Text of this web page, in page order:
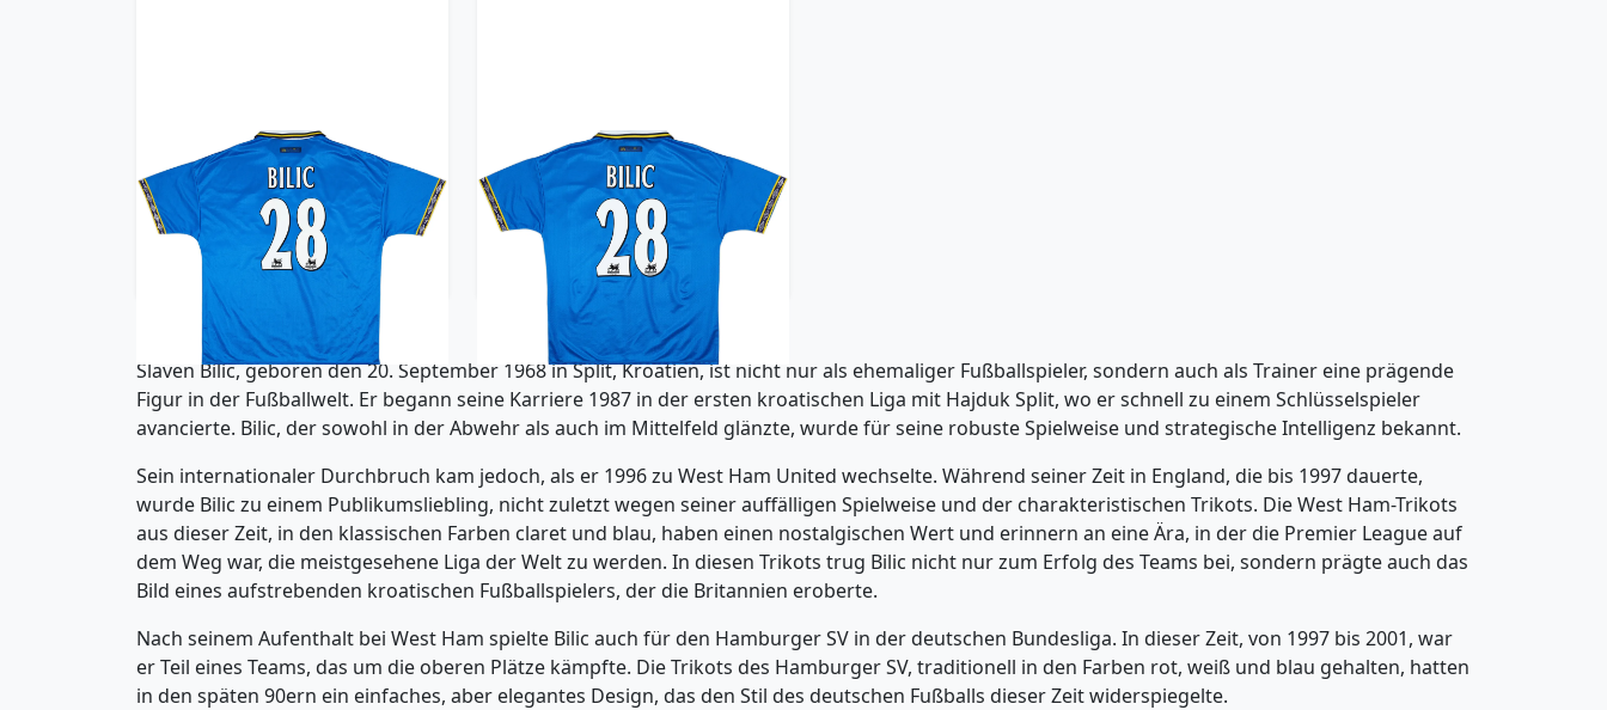
1997-99 Everton Home Shirt
Bilic #28 - 10/10 - (XXL)
209.99£ · ca. €248
Trikot kaufen
1997-99 Everton Home Shirt
Bilic #28 - 8/10 - (L)
179.99£ · ca. €212
Trikot kaufen
Slaven Bilic, geboren den 20. September 1968 in Split, Kroatien, ist nicht nur als ehemaliger Fußballspieler, sondern auch als Trainer eine prägende
Figur in der Fußballwelt. Er begann seine Karriere 1987 in der ersten kroatischen Liga mit Hajduk Split, wo er schnell zu einem Schlüsselspieler
avancierte. Bilic, der sowohl in der Abwehr als auch im Mittelfeld glänzte, wurde für seine robuste Spielweise und strategische Intelligenz bekannt.
Sein internationaler Durchbruch kam jedoch, als er 1996 zu West Ham United wechselte. Während seiner Zeit in England, die bis 1997 dauerte,
wurde Bilic zu einem Publikumsliebling, nicht zuletzt wegen seiner auffälligen Spielweise und der charakteristischen Trikots. Die West Ham-Trikots
aus dieser Zeit, in den klassischen Farben claret und blau, haben einen nostalgischen Wert und erinnern an eine Ära, in der die Premier League auf
dem Weg war, die meistgesehene Liga der Welt zu werden. In diesen Trikots trug Bilic nicht nur zum Erfolg des Teams bei, sondern prägte auch das
Bild eines aufstrebenden kroatischen Fußballspielers, der die Britannien eroberte.
Nach seinem Aufenthalt bei West Ham spielte Bilic auch für den Hamburger SV in der deutschen Bundesliga. In dieser Zeit, von 1997 bis 2001, war
er Teil eines Teams, das um die oberen Plätze kämpfte. Die Trikots des Hamburger SV, traditionell in den Farben rot, weiß und blau gehalten, hatten
in den späten 90ern ein einfaches, aber elegantes Design, das den Stil des deutschen Fußballs dieser Zeit widerspiegelte.